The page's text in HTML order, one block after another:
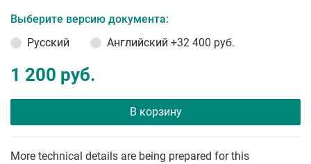
Выберите версию документа:
Русский
Английский +32 400 руб.
1 200 руб.
В корзину
More technical details are being prepared for this